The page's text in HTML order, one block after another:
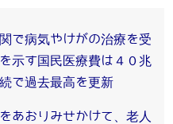
で病気やけがの治療を受
示す国民医療費は４０兆
で過去最高を更新
あおりみせかけて、老人